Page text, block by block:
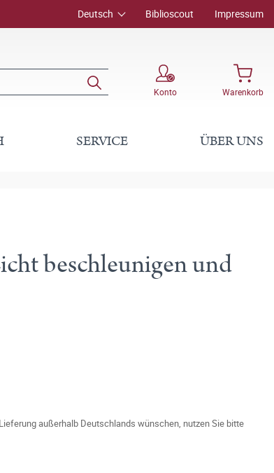
Deutsch Biblioscout Impressum
Konto Warenkorb
SERVICE ÜBER UNS
beschleunigen und
außerhalb Deutschlands wünschen, nutzen Sie bitte